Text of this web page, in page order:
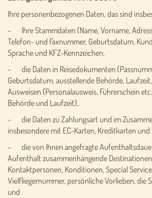
Ihre personenbezogenen Daten, das sind
- Ihre Stammdaten (Name, Vorname,
Telefon- und Faxnummer, Geburtsdatum,
Sprache und KFZ-Kennzeichen,
- die Daten in Reisedokumenten
Geburtsdatum, ausstellende Behörde,
Ausweisen (Personalausweis, Führerschein
Behörde und Laufzeit),
- die Daten zu Zahlungsart und im
insbesondere mit EC-Karten, Kreditkarten
- die von Ihnen angefragte
Aufenthalt zusammenhängende
Kontaktpersonen, Konditionen, Special
Vielfliegernummer, persönliche Vorlieben, die
und